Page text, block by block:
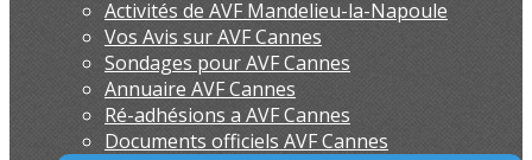
Activités de AVF Mandelieu-la-Napoule
Vos Avis sur AVF Cannes
Sondages pour AVF Cannes
Annuaire AVF Cannes
Ré-adhésions a AVF Cannes
Documents officiels AVF Cannes